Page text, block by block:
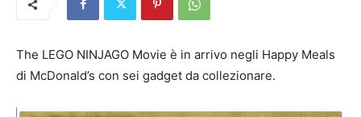
The LEGO NINJAGO Movie è in arrivo negli Happy Meals
di McDonald’s con sei gadget da collezionare.